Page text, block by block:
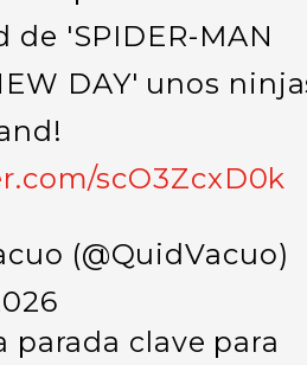
de 'SPIDER-MAN
DAY' unos
scO3ZcxD0k
(@QuidVacuo)
parada clave para